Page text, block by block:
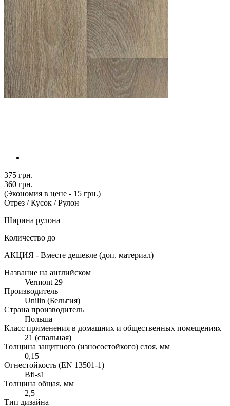
375 грн.
360 грн.
(Экономия в цене - 15 грн.)
Отрез / Кусок / Рулон
Ширина рулона
Количество до
АКЦИЯ - Вместе дешевле (доп. материал)
Название на английском
Vermont 29
Производитель
Unilin (Бельгия)
Страна производитель
Польша
Класс применения в домашних и общественных помещениях
21 (спальная)
Толщина защитного (износостойкого) слоя, мм
0,15
Огнестойкость (EN 13501-1)
Bfl-s1
Толщина общая, мм
2,5
Тип дизайна